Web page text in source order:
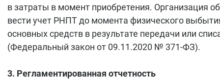
в затраты в момент приобретения. Организация
вести учет РНПТ до момента физического
основных средств в результате передачи или
(Федеральный закон от 09.11.2020 № 371-ФЗ).
3. Регламентированная отчетность